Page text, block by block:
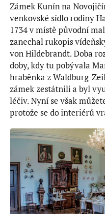
Zámek Kunín na
venkovské sídlo rodiny
1734 v místě původní
zanechal rukopis
von Hildebrandt. Doba
doby, kdy tu pobývala
hraběnka z Waldburg-
zámek zestátnili a byl
léčiv. Nyní se však
protože se do interiérů